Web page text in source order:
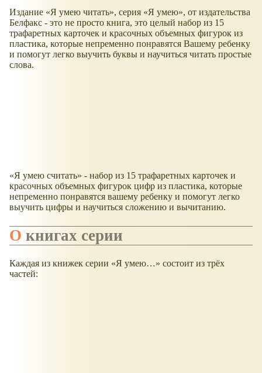
Издание Я умею читать , серия Я умею , от издательства
Белфакс - это не просто книга, это целый набор из 15
трафаретных карточек и красочных объемных фигурок из
пластика, которые непременно понравятся Вашему ребенку
и помогут легко выучить буквы и научиться читать простые
слова.
Я умею считать
- набор из 15 трафаретных карточек и
красочных объемных фигурок цифр из пластика, которые
непременно понравятся вашему ребенку и помогут легко
выучить цифры и научиться сложению и вычитанию.
О книгах серии
Каждая из книжек серии Я умею…
состоит из трёх
частей: